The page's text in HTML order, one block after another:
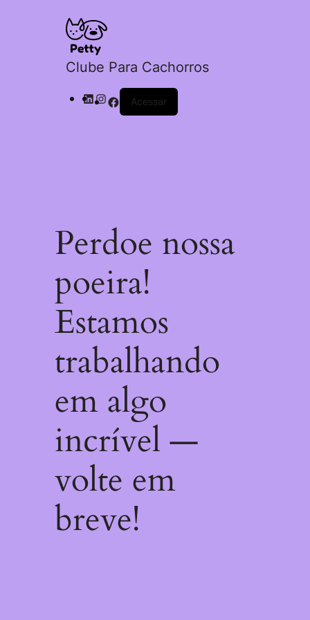
Clube Para Cachorros
Acessar
Perdoe nossa
poeira!
Estamos
trabalhando
em algo
incrível —
volte em
breve!